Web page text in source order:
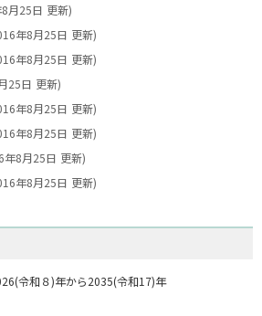
月25日 更新)
年8月25日 更新)
年8月25日 更新)
25日 更新)
年8月25日 更新)
年8月25日 更新)
年8月25日 更新)
年8月25日 更新)
令和８)年から2035(令和17)年